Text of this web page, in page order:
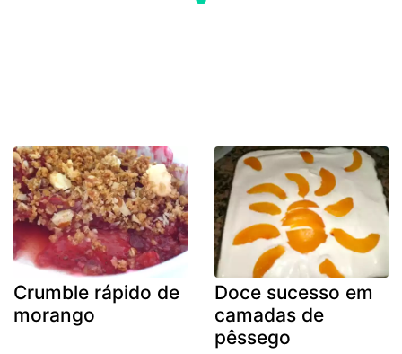
Crumble rápido de
morango
Doce sucesso em
camadas de
pêssego